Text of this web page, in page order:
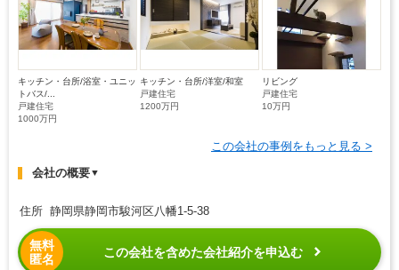
キッチン・台所/浴室・ユニッ
トバス/...
戸建住宅
1000万円
キッチン・台所/洋室/和室
戸建住宅
1200万円
リビング
戸建住宅
10万円
この会社の事例をもっと見る >
会社の概要▼
住所 静岡県静岡市駿河区八幡1-5-38
無料
匿名
この会社を含めた会社紹介を申込む